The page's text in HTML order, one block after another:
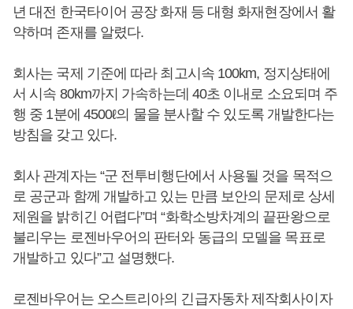
년 대전 한국타이어 공장 화재 등 대형 화재현장에서 활
약하며 존재를 알렸다.
회사는 국제 기준에 따라 최고시속 100km, 정지상태에
서 시속 80km까지 가속하는데 40초 이내로 소요되며 주
행 중 1분에 4500ℓ의 물을 분사할 수 있도록 개발한다는
방침을 갖고 있다.
회사 관계자는 “군 전투비행단에서 사용될 것을 목적으
로 공군과 함께 개발하고 있는 만큼 보안의 문제로 상세
제원을 밝히긴 어렵다”며 “화학소방차계의 끝판왕으로
불리우는 로젠바우어의 판터와 동급의 모델을 목표로
개발하고 있다”고 설명했다.
로젠바우어는 오스트리아의 긴급자동차 제작회사이자